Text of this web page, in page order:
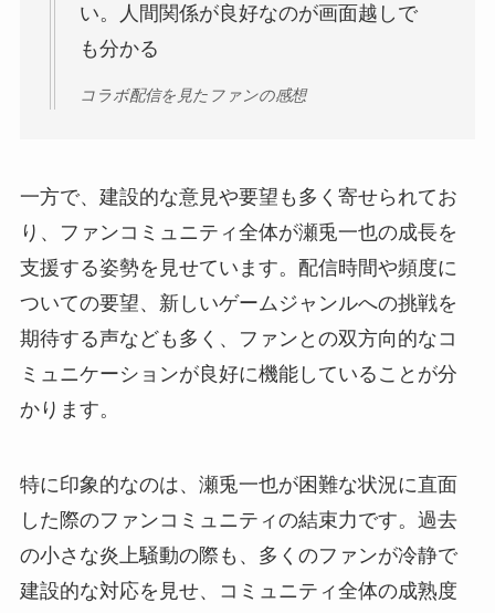
い。人間関係が良好なのが画面越しで
も分かる
コラボ配信を見たファンの感想
一方で、建設的な意見や要望も多く寄せられてお
り、ファンコミュニティ全体が瀬兎一也の成長を
支援する姿勢を見せています。配信時間や頻度に
ついての要望、新しいゲームジャンルへの挑戦を
期待する声なども多く、ファンとの双方向的なコ
ミュニケーションが良好に機能していることが分
かります。
特に印象的なのは、瀬兎一也が困難な状況に直面
した際のファンコミュニティの結束力です。過去
の小さな炎上騒動の際も、多くのファンが冷静で
建設的な対応を見せ、コミュニティ全体の成熟度